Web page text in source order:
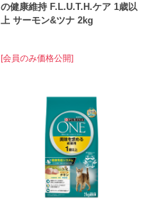
の健康維持 F.L.U.T.H.ケア 1歳以
上 サーモン&ツナ 2kg
[会員のみ価格公開]